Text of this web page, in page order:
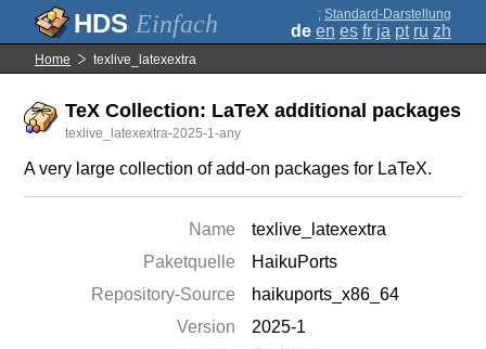
Einfach ; Standard-Darstellung
de en es fr ja pt ru zh
Home texlive_latexextra
TeX Collection: LaTeX additional packages
texlive_latexextra-2025-1-any
A very large collection of add-on packages for LaTeX.
Name
texlive_latexextra
Paketquelle
HaikuPorts
Repository-Source
haikuports_x86_64
Version
2025-1